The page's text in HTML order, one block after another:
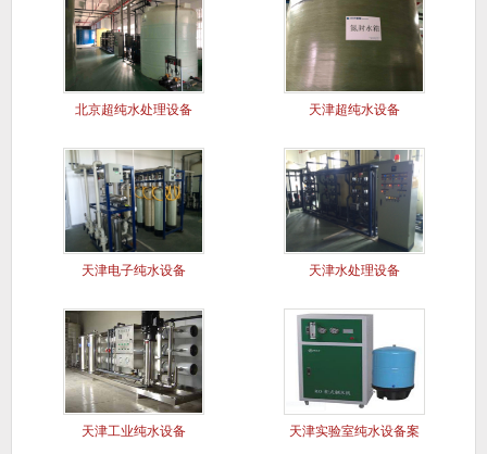
北京超纯水处理设备 天津超纯水设备
天津电子纯水设备 天津水处理设备
天津工业纯水设备 天津实验室纯水设备案